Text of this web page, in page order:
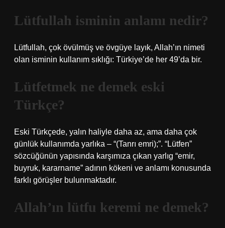
Lütfullah isminin anlamı nedir?
Lütfullah, çok övülmüş ve övgüye layık, Allah’ın nimeti
olan isminin kullanım sıklığı: Türkiye’de her 49’da bir.
Lütfetmek ne demek eski
Türkçe?
Eski Türkçede, yalın haliyle daha az, ama daha çok
günlük kullanımda yarlıka – “(Tanrı emri);”. “Lütfen”
sözcüğünün yapısında karşımıza çıkan yarlıg “emir,
buyruk, kararname” adının kökeni ve anlamı konusunda
farklı görüşler bulunmaktadır.
Allah’ın lütfu keremi ne demek?